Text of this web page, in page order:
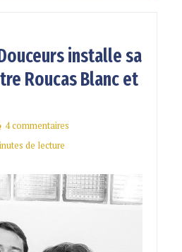
installe sa
Roucas Blanc et
4 commentaires
de lecture